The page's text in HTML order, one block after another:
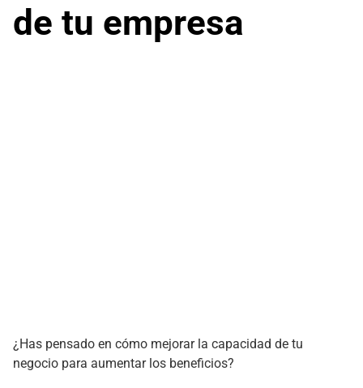
de tu empresa
¿Has pensado en cómo mejorar la capacidad de tu
negocio para aumentar los beneficios?